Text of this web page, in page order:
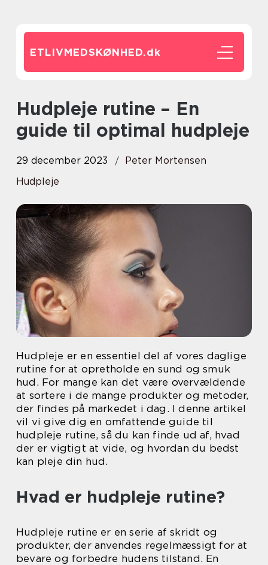
ETLIVMEDSKØNHED.dk
Hudpleje rutine – En
guide til optimal hudpleje
29 december 2023
Peter Mortensen
Hudpleje
Hudpleje er en essentiel del af vores daglige
rutine for at opretholde en sund og smuk
hud. For mange kan det være overvældende
at sortere i de mange produkter og metoder,
der findes på markedet i dag. I denne artikel
vil vi give dig en omfattende guide til
hudpleje rutine, så du kan finde ud af, hvad
der er vigtigt at vide, og hvordan du bedst
kan pleje din hud.
Hvad er hudpleje rutine?
Hudpleje rutine er en serie af skridt og
produkter, der anvendes regelmæssigt for at
bevare og forbedre hudens tilstand. En